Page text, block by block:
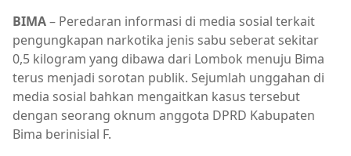
BIMA– Peredaran informasi di media sosial terkait
pengungkapan narkotika jenis sabu seberat sekitar
0,5 kilogram yang dibawa dari Lombok menuju Bima
terus menjadi sorotan publik. Sejumlah unggahan di
media sosial bahkan mengaitkan kasus tersebut
dengan seorang oknum anggota DPRD Kabupaten
Bima berinisial F.